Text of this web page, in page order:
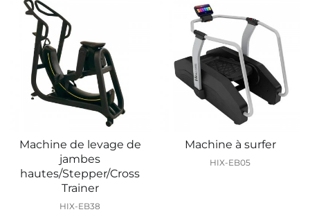
Machine de levage de
jambes
hautes/Stepper/Cross
Trainer
HIX-EB38
Machine à surfer
HIX-EB05